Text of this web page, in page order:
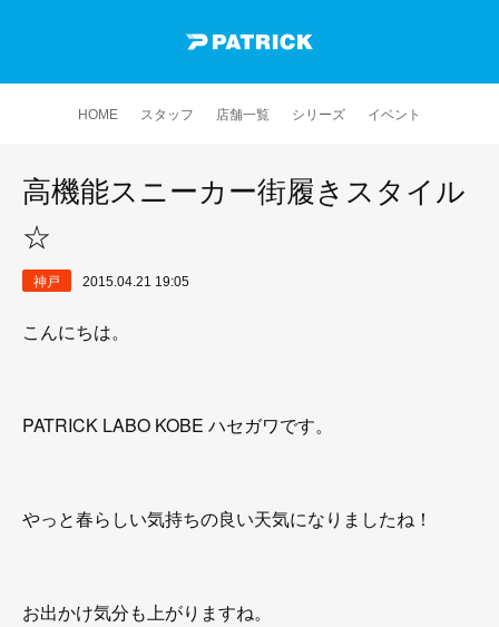
HOME スタッフ 店舗一覧 シリーズ イベント
高機能スニーカー街履きスタイル
☆
神戸 2015.04.21 19:05
こんにちは。
PATRICK LABO KOBE ハセガワです。
やっと春らしい気持ちの良い天気になりましたね！
お出かけ気分も上がりますね。